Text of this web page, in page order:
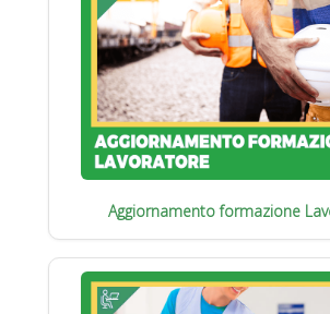
Aggiornamento formazione